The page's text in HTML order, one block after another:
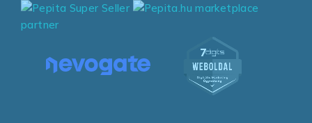
marketplace
partner